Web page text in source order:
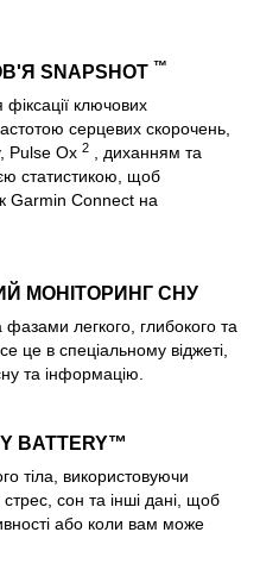
SNAPSHOT ™
ключових
серцевих скорочень,
Pulse Ox 2
, диханням та
статистикою, щоб
Garmin Connect на
МОНІТОРИНГ СНУ
легкого, глибокого та
це в спеціальному віджеті,
та інформацію.
BATTERY™
тіла, використовуючи
сон та інші дані, щоб
або коли вам може